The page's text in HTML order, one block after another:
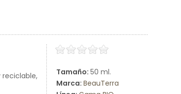
Tamaño: 50 ml.
Marca: BeauTerra